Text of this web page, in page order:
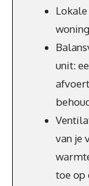
unit:
van je
toe op